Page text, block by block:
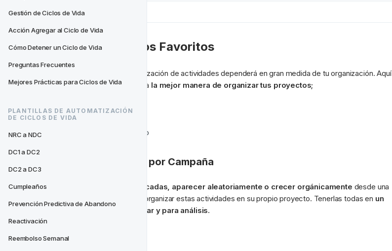
Gestión de Ciclos de Vida
Acción Agregar al Ciclo de Vida
Cómo Detener un Ciclo de Vida
Preguntas Frecuentes
Mejores Prácticas para Ciclos de Vida
PLANTILLAS DE AUTOMATIZACIÓN
DE CICLOS DE VIDA
NRC a NDC
DC1 a DC2
DC2 a DC3
Cumpleaños
Prevención Predictiva de Abandono
Reactivación
Reembolso Semanal
💪 Nuestros Ejemplos Favoritos
La forma en que abordes la organización de actividades dependerá en gran medida de tu organización. Aquí
están nuestras sugerencias para la mejor manera de organizar tus proyectos;
📒 Por campaña
📅 Por mes calendario
🗂 Por proyecto automatizado
📒 Organizar Proyectos por Campaña
Las campañas pueden ser planificadas, aparecer aleatoriamente o crecer orgánicamente desde una
sola actividad. Es una buena idea organizar estas actividades en su propio proyecto. Tenerlas todas en un
lugar para referencia, para editar y para análisis.